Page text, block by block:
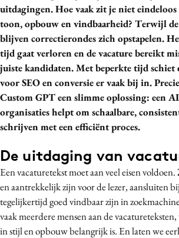
Interne communicatie
Martech
Media
Merkstrategie
PR
Programmatic
Purpose Marketing
uitdagingen. Hoe vaak zit je niet eindeloos
toon, opbouw en vindbaarheid? Terwijl
blijven correctierondes zich opstapelen.
tijd gaat verloren en de vacature bereikt
juiste kandidaten. Met beperkte tijd schiet
voor SEO en conversie er vaak bij in.
Custom GPT een slimme oplossing: een
organisaties helpt om schaalbare,
schrijven met een efficiënt proces.
De uitdaging van
Een vacaturetekst moet aan veel eisen
en aantrekkelijk zijn voor de lezer, aansluiten
tegelijkertijd goed vindbaar zijn in
vaak meerdere mensen aan de
in stijl en opbouw belangrijk is. En laten we